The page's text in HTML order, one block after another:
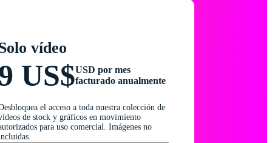
vídeo
US$USD por mes
facturado anualmente
el acceso a toda nuestra colección de
de stock y gráficos en movimiento
para uso comercial. Imágenes no